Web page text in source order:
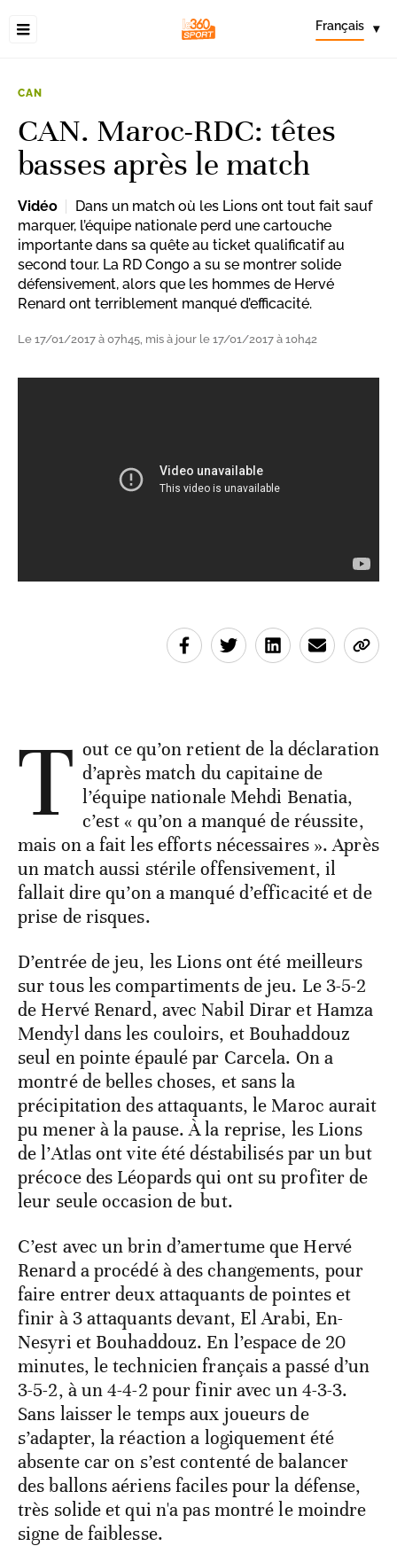
Français ▾
CAN
CAN. Maroc-RDC: têtes
basses après le match
Vidéo
Dans un match où les Lions ont tout fait sauf
marquer, l’équipe nationale perd une cartouche
importante dans sa quête au ticket qualificatif au
second tour. La RD Congo a su se montrer solide
défensivement, alors que les hommes de Hervé
Renard ont terriblement manqué d’efficacité.
Le 17/01/2017 à 07h45, mis à jour le 17/01/2017 à 10h42
T out ce qu’on retient de la déclaration
d’après match du capitaine de
l’équipe nationale Mehdi Benatia,
c’est « qu’on a manqué de réussite,
mais on a fait les efforts nécessaires ». Après
un match aussi stérile offensivement, il
fallait dire qu’on a manqué d’efficacité et de
prise de risques.
D’entrée de jeu, les Lions ont été meilleurs
sur tous les compartiments de jeu. Le 3-5-2
de Hervé Renard, avec Nabil Dirar et Hamza
Mendyl dans les couloirs, et Bouhaddouz
seul en pointe épaulé par Carcela. On a
montré de belles choses, et sans la
précipitation des attaquants, le Maroc aurait
pu mener à la pause. À la reprise, les Lions
de l’Atlas ont vite été déstabilisés par un but
précoce des Léopards qui ont su profiter de
leur seule occasion de but.
C’est avec un brin d’amertume que Hervé
Renard a procédé à des changements, pour
faire entrer deux attaquants de pointes et
finir à 3 attaquants devant, El Arabi, En-
Nesyri et Bouhaddouz. En l’espace de 20
minutes, le technicien français a passé d’un
3-5-2, à un 4-4-2 pour finir avec un 4-3-3.
Sans laisser le temps aux joueurs de
s’adapter, la réaction a logiquement été
absente car on s’est contenté de balancer
des ballons aériens faciles pour la défense,
très solide et qui n'a pas montré le moindre
signe de faiblesse.